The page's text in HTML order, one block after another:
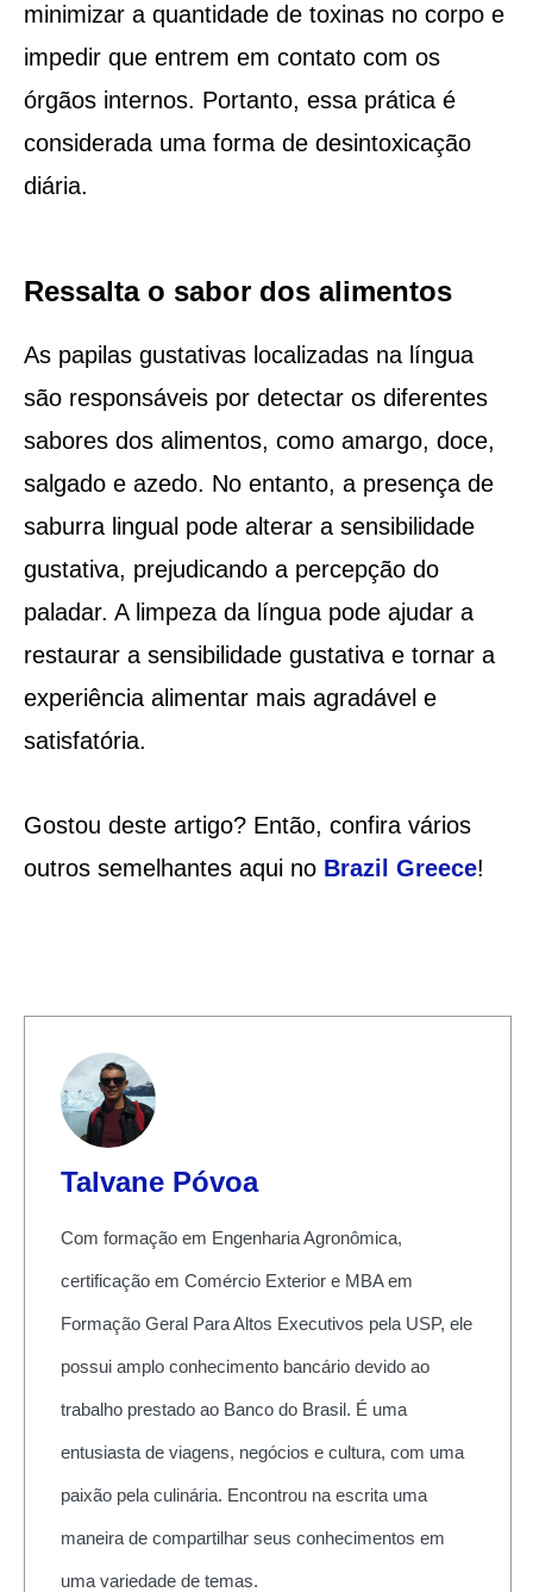
minimizar a quantidade de toxinas no corpo e
impedir que entrem em contato com os
órgãos internos. Portanto, essa prática é
considerada uma forma de desintoxicação
diária.
Ressalta o sabor dos alimentos
As papilas gustativas localizadas na língua
são responsáveis por detectar os diferentes
sabores dos alimentos, como amargo, doce,
salgado e azedo. No entanto, a presença de
saburra lingual pode alterar a sensibilidade
gustativa, prejudicando a percepção do
paladar. A limpeza da língua pode ajudar a
restaurar a sensibilidade gustativa e tornar a
experiência alimentar mais agradável e
satisfatória.
Gostou deste artigo? Então, confira vários
outros semelhantes aqui no Brazil Greece!
Talvane Póvoa
Com formação em Engenharia Agronômica,
certificação em Comércio Exterior e MBA em
Formação Geral Para Altos Executivos pela USP, ele
possui amplo conhecimento bancário devido ao
trabalho prestado ao Banco do Brasil. É uma
entusiasta de viagens, negócios e cultura, com uma
paixão pela culinária. Encontrou na escrita uma
maneira de compartilhar seus conhecimentos em
uma variedade de temas.